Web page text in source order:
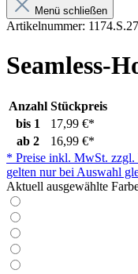
Menü schließen
Artikelnummer:
Seamless-
Anzahl Stückpreis
bis 1
17,99 €*
ab 2
16,99 €*
* Preise inkl. MwSt. zzgl.
gelten nur bei Auswahl
Aktuell ausgewählte